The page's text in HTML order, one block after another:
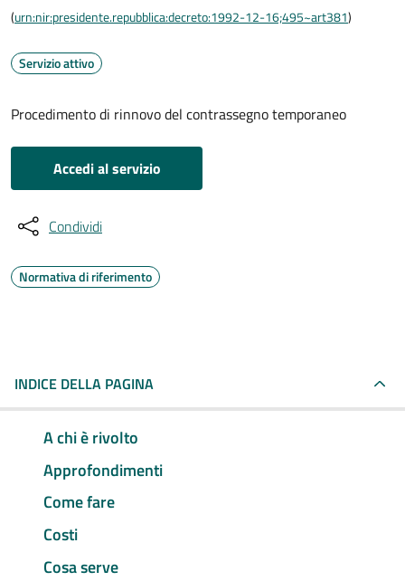
(urn:nir:presidente.repubblica:decreto:1992-12-16;495~art381)
Servizio attivo
Procedimento di rinnovo del contrassegno temporaneo
Accedi al servizio
Condividi
Normativa di riferimento
INDICE DELLA PAGINA
A chi è rivolto
Approfondimenti
Come fare
Costi
Cosa serve